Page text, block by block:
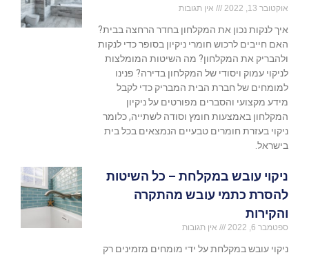
אוקטובר 13, 2022 אין תגובות
איך לנקות נכון את המקלחון בחדר הרחצה בבית?
האם חייבים לרכוש חומרי ניקיון בסופר כדי לנקות
ולהבריק את המקלחון? מה השיטות המומלצות
לניקוי עמוק ויסודי של המקלחון בדירה? פנינו
למומחים של חברת הבית המבריק כדי לקבל
מידע מקצועי והסברים מפורטים על ניקיון
המקלחון באמצעות חומץ וסודה לשתייה, כלומר
ניקוי בעזרת חומרים טבעיים הנמצאים בכל בית
בישראל.
ניקוי עובש במקלחת – כל השיטות
להסרת כתמי עובש מהתקרה
והקירות
ספטמבר 6, 2022 אין תגובות
ניקוי עובש במקלחת על ידי מומחים מזמינים רק